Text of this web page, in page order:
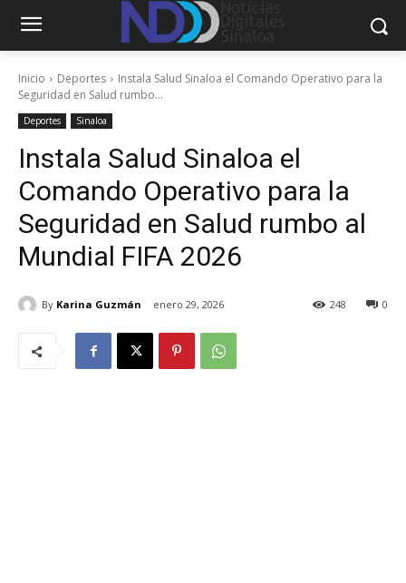
Inicio Deportes
Instala Salud Sinaloa el Comando Operativo para la
Seguridad en Salud rumbo...
Deportes Sinaloa
Instala Salud Sinaloa el
Comando Operativo para la
Seguridad en Salud rumbo al
Mundial FIFA 2026
By Karina Guzmán enero 29, 2026 0
248